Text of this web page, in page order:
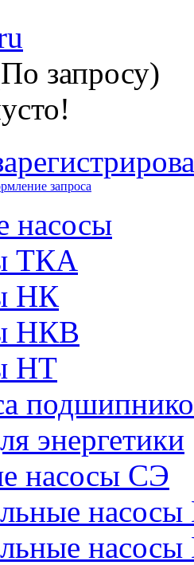
запросу)
запроса
насосы
ТКА
НК
НКВ
НТ
энергетики
насосы СЭ